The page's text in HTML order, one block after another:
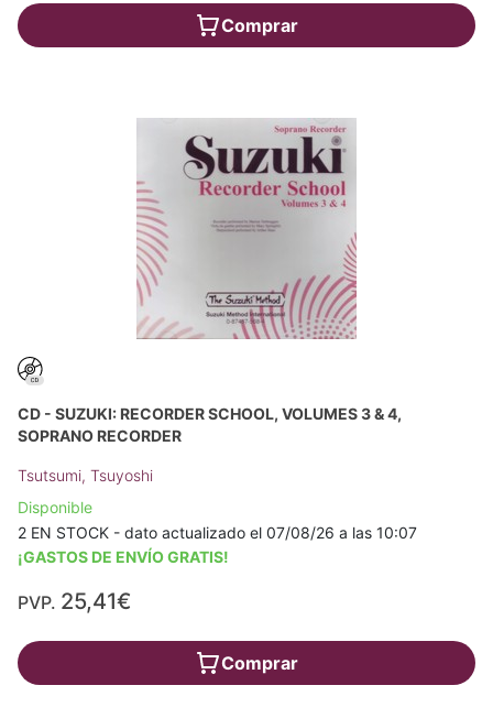
Comprar
CD - SUZUKI: RECORDER SCHOOL, VOLUMES 3 & 4,
SOPRANO RECORDER
Tsutsumi, Tsuyoshi
Disponible
2 EN STOCK - dato actualizado el 07/08/26 a las 10:07
¡GASTOS DE ENVÍO GRATIS!
PVP. 25,41€
Comprar